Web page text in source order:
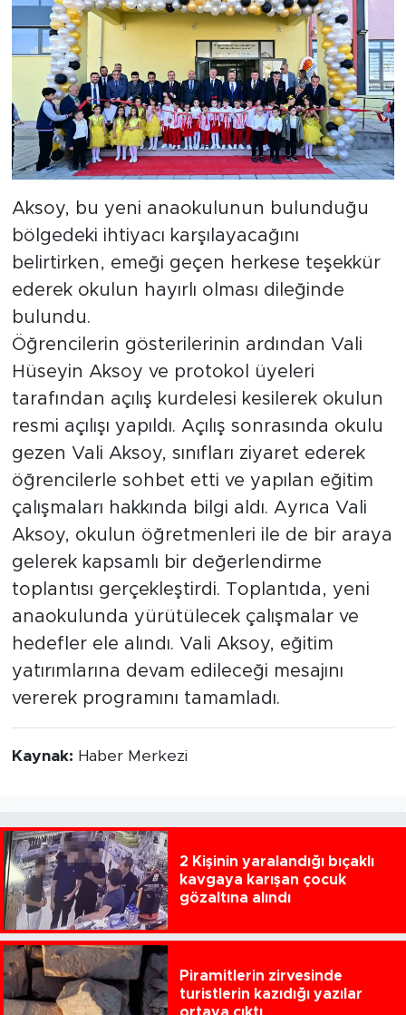
Aksoy, bu yeni anaokulunun bulunduğu
bölgedeki ihtiyacı karşılayacağını
belirtirken, emeği geçen herkese teşekkür
ederek okulun hayırlı olması dileğinde
bulundu.
Öğrencilerin gösterilerinin ardından Vali
Hüseyin Aksoy ve protokol üyeleri
tarafından açılış kurdelesi kesilerek okulun
resmi açılışı yapıldı. Açılış sonrasında okulu
gezen Vali Aksoy, sınıfları ziyaret ederek
öğrencilerle sohbet etti ve yapılan eğitim
çalışmaları hakkında bilgi aldı. Ayrıca Vali
Aksoy, okulun öğretmenleri ile de bir araya
gelerek kapsamlı bir değerlendirme
toplantısı gerçekleştirdi. Toplantıda, yeni
anaokulunda yürütülecek çalışmalar ve
hedefler ele alındı. Vali Aksoy, eğitim
yatırımlarına devam edileceği mesajını
vererek programını tamamladı.
Kaynak: Haber Merkezi
2 Kişinin yaralandığı bıçaklı
kavgaya karışan çocuk
gözaltına alındı
Piramitlerin zirvesinde
turistlerin kazıdığı yazılar
ortaya çıktı